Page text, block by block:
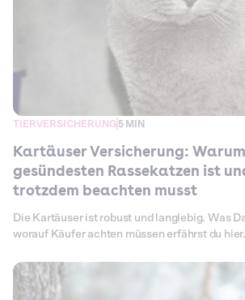
TIERVERSICHERUNG 5 MIN
Kartäuser Versicherung:
gesündesten Rassekatzen ist
trotzdem beachten musst
Die Kartäuser ist robust und langlebig. Was
worauf Käufer achten müssen erfährst du hier.